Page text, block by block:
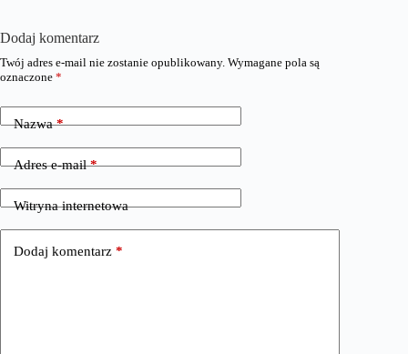
Dodaj komentarz
Twój adres e-mail nie zostanie opublikowany. Wymagane pola są
oznaczone *
Nazwa*
Adres e-mail*
Witryna internetowa
Dodaj komentarz *